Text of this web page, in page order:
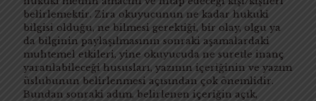
belirlemektir. Zira okuyucunun ne kadar hukuki
bilgisi olduğu, ne bilmesi gerektiği, bir olay, olgu ya
da bilginin paylaşılmasının sonraki aşamalardaki
muhtemel etkileri, yine okuyucuda ne suretle inanç
yaratılabileceği hususları, yazının içeriğinin ve yazım
üslubunun belirlenmesi açısından çok önemlidir.
Bundan sonraki adım, belirlenen içeriğin açık,